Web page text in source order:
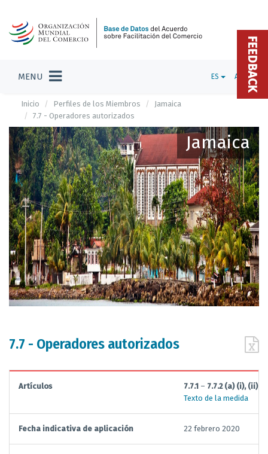
MENU ES ADMIN
Inicio Perfiles de los Miembros
Jamaica
7.7 - Operadores autorizados
Jamaica
7.7 - Operadores autorizados
Artículos 7.7.1 – 7.7.2 (a) (i), (ii),
Texto de la medida
Fecha indicativa de aplicación 22 febrero 2020
FEEDBACK